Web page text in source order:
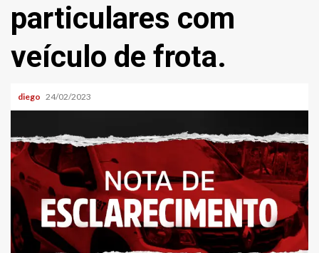
particulares com
veículo de frota.
diego 24/02/2023